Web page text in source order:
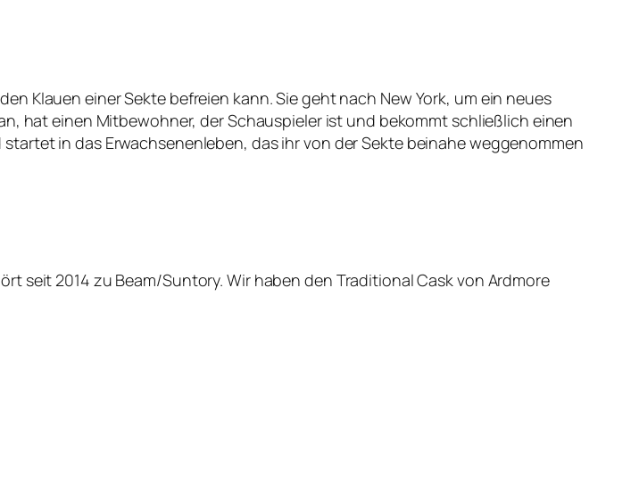
Klauen einer Sekte befreien kann. Sie geht nach New York, um ein neues
hat einen Mitbewohner, der Schauspieler ist und bekommt schließlich einen
in das Erwachsenenleben, das ihr von der Sekte beinahe weggenommen
seit 2014 zu Beam/Suntory. Wir haben den Traditional Cask von Ardmore